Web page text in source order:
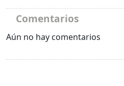
Comentarios
Aún no hay comentarios